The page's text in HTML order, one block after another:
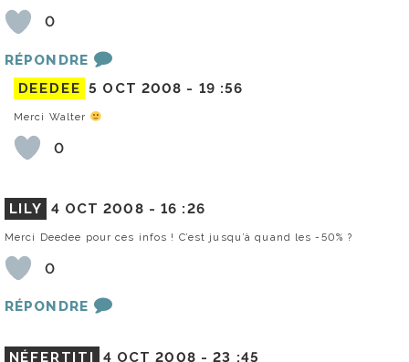
0
RÉPONDRE
DEEDEE 5 OCT 2008 - 19 :56
Merci Walter
0
LILY 4 OCT 2008 -16 :26
Merci Deedee pour ces infos ! C’est jusqu’à quand les -50% ?
0
RÉPONDRE
NÉFERTITI 4 OCT 2008 -23 :45